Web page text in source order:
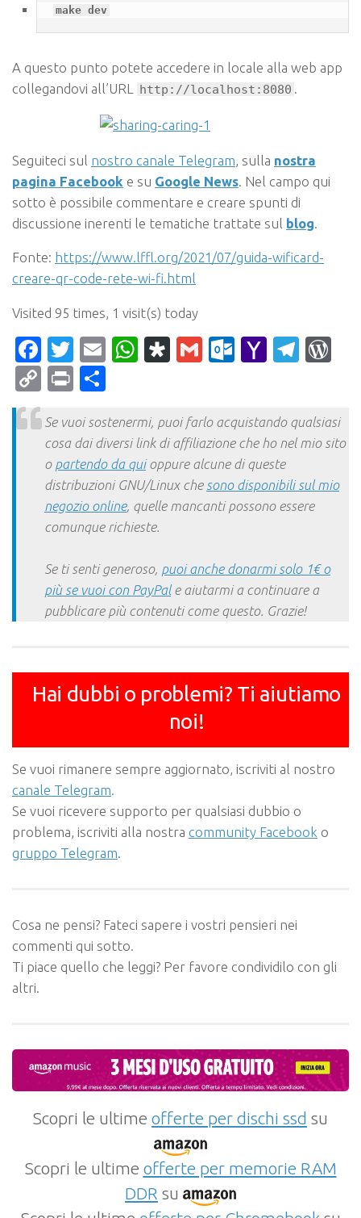
make dev
A questo punto potete accedere in locale alla web app
collegandovi all’URL
http://localhost:8080
Seguiteci sul nostro canale Telegram , sulla nostra
pagina Facebook e su Google News . Nel campo qui
sotto è possibile commentare e creare spunti di
discussione inerenti le tematiche trattate sul blog
Fonte: https://www.lffl.org/2021/07/guida-wificard-
creare-qr-code-rete-wi-fi.html
Visited 95 times, 1 visit(s) today
Facebook
Twitter
EmailWhatsApp
Diaspora
Gmail Yahoo
CopyPrint
Se vuoi sostenermi, puoi farlo acquistando qualsiasi
cosa dai diversi link di affiliazione che ho nel mio sito
o partendo da quioppure alcune di queste
distribuzioni GNU/Linux che sono disponibili sul mio
negozio online, quelle mancanti possono essere
comunque richieste.
Se ti senti generoso, puoi anche donarmi solo 1€ o
più se vuoi con PayPale aiutarmi a continuare a
pubblicare più contenuti come questo. Grazie!
Hai dubbi o problemi? Ti aiutiamo
noi!
Se vuoi rimanere sempre aggiornato, iscriviti al nostro
canale Telegram.
Se vuoi ricevere supporto per qualsiasi dubbio o
problema, iscriviti alla nostra community Facebook o
gruppo Telegram.
Cosa ne pensi? Fateci sapere i vostri pensieri nei
commenti qui sotto.
Ti piace quello che leggi? Per favore condividilo con gli
altri.
Scopri le ultime offerte per dischi ssd su
Scopri le ultime offerte per memorie RAM
DDR su